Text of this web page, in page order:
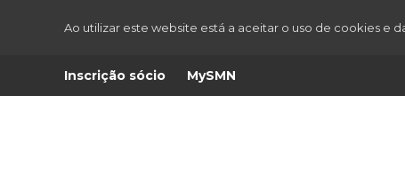
Ao utilizar este website está a aceitar o uso de cookies e
Inscrição sócio MySMN